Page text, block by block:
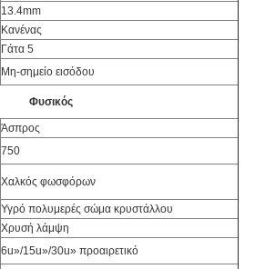
13.4mm
Κανένας
Γάτα 5
Μη-σημείο εισόδου
Φυσικός
Άσπρος
750
Χαλκός φωσφόρων
Υγρό πολυμερές σώμα κρυστάλλου
Χρυσή λάμψη
6u»/15u»/30u» προαιρετικό